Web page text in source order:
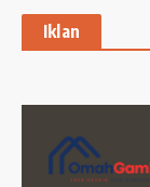
Iklan